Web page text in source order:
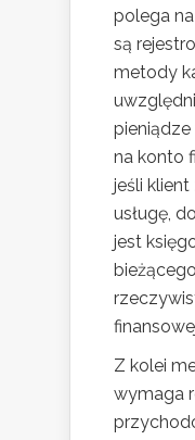
polega
są
metody
na konto
jeśli klient
usługę,
jest
Z kolei
wymaga